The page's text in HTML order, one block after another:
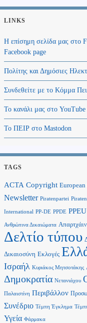
LINKS
Η επίσημη σελίδα μας στο
Facebook page
Πολίτης και Δημόσιες
Συνδεθείτε με το Κόμμα
Το κανάλι μας στο
Το ΠΕΙΡ στο Mastodon
TAGS
ACTA Copyright European
Newsletter Piratenpartei
International PP-DE PPDE PPEU
Ανθρώπινα Δικαιώματα
Δελτίο τύπου
Δικαιοσύνη Εκλογές
Ισραήλ Κυριάκος Μητσοτάκης
Δημοκρατία Νετανιάχου
Παλαιστίνη Περιβάλλον
Συνέδριο Τέμπη Έγκλημα
Υγεία Φάρμακα